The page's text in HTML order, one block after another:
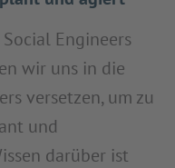
Engineers
wir uns in die
versetzen, um zu
und
darüber ist